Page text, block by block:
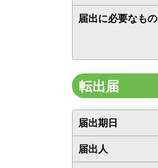
届出に必要なもの
転出届
届出期日
届出人